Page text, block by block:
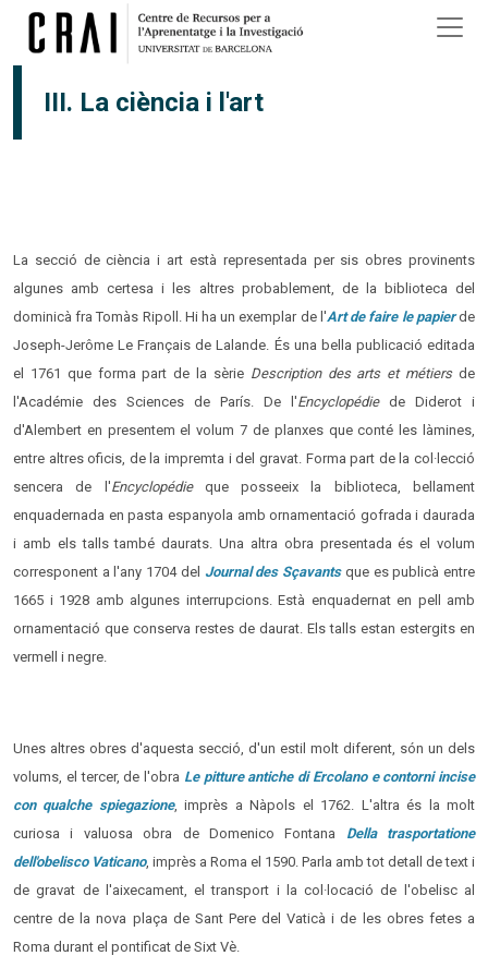
Vés al contingut
III. La ciència i l'art
La secció de ciència i art està representada per sis obres provinents
algunes amb certesa i les altres probablement, de la biblioteca del
dominicà fra Tomàs Ripoll. Hi ha un exemplar de l'Art de faire le papierde
Joseph-Jerôme Le Français de Lalande. És una bella publicació editada
el 1761 que forma part de la sèrie Description des arts et métiersde
l'Académie des Sciences de París. De l'Encyclopédiede Diderot i
d'Alembert en presentem el volum 7 de planxes que conté les làmines,
entre altres oficis, de la impremta i del gravat. Forma part de la col·lecció
sencera de l'Encyclopédieque posseeix la biblioteca, bellament
enquadernada en pasta espanyola amb ornamentació gofrada i daurada
i amb els talls també daurats. Una altra obra presentada és el volum
corresponent a l'any 1704 del Journal des Sçavantsque es publicà entre
1665 i 1928 amb algunes interrupcions. Està enquadernat en pell amb
ornamentació que conserva restes de daurat. Els talls estan estergits en
vermell i negre.
Unes altres obres d'aquesta secció, d'un estil molt diferent, són un dels
volums, el tercer, de l'obra Le pitture antiche di Ercolano e contorni incise
con qualche spiegazione, imprès a Nàpols el 1762. L'altra és la molt
curiosa i valuosa obra de Domenico Fontana Della trasportatione
dell'obelisco Vaticano, imprès a Roma el 1590. Parla amb tot detall de text i
de gravat de l'aixecament, el transport i la col·locació de l'obelisc al
centre de la nova plaça de Sant Pere del Vaticà i de les obres fetes a
Roma durant el pontificat de Sixt Vè.